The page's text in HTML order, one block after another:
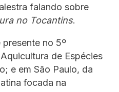
falando sobre
no Tocantins.
no 5º
de Espécies
e em São Paulo, da
focada na